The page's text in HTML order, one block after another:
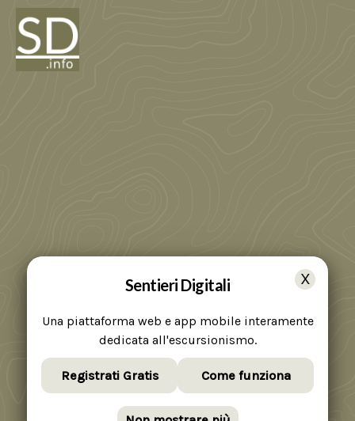
Sentieri Digitali
Una piattaforma web e app mobile interamente
dedicata all'escursionismo.
Registrati Gratis Come funziona